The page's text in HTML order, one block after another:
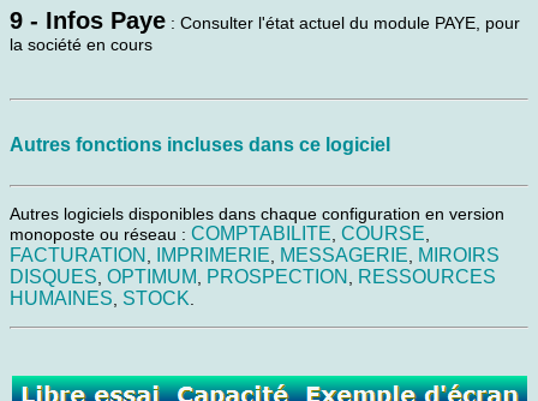
9 - Infos Paye : Consulter l'état actuel du module PAYE, pour
la société en cours
Autres fonctions incluses dans ce logiciel
Autres logiciels disponibles dans chaque configuration en version
monoposte ou réseau : COMPTABILITE COURSE
FACTURATION IMPRIMERIE MESSAGERIE
MIROIRS
DISQUES OPTIMUM PROSPECTION
RESSOURCES
HUMAINES STOCK